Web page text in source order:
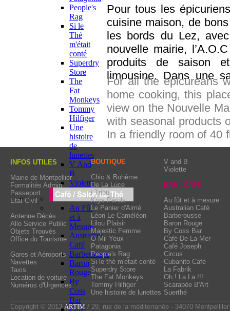
For all the epicureans
home cooking, this
view on the Nouvelle
with seasonal products
In a friendly room of 40
the choice seems
advise you. Proposing
as well as musical
A.O.C spirit, come and
letters…
Pour tous les
cuisine maison, de
les bords du Lez,
nouvelle mairie,
produits de saison
limousine. Dans une
change tous les jours
Jérémie et Hervé
Travaillant avec des
lieux organisent
soirées musicales. Du
l’esprit de l’A.O.C,
derrière ces 3 lettres…
People's
Rag
Si le
Thé
m'était
conté
Superdry
Store
The
Fat
Monkeys
Tommy
Hilfiger
Une
histoire
de
lunettes
V And
B
Violette
Au Fût
et à
Mesure
Australian
Café
Barberousse
Baron
Rouge
By
Coss
Bar
Cafe
V and B
Violette
BAR - CAFÉ
Au fût et à mesure
Australian Café
Barberousse
Baron Rouge
By Coss Bar
Café De La Mer
Café Joseph
Circus
Cubanito Café
La Fabrik
Oh ! La La !!!
Scarabée B'Art
Suerthé
INFOS UTILES
Mairie de Montpellier
Formalités Admin
Passeport
Etat Civil
Antenne Décès
Allo Service Public
Objets Trouvés
Office du Tourisme
Gares et Aéroports
Navettes
Taxis
Location de voiture
Numéros d'Urgences
Copyright © 2013ARTIM / 29, rue de la méditerranée - 34070 Montpelliler
BOUTIQUE
Chic & Bohème
De La Luce
i Tribu
Krys Pérols
Le Panier d'Aimé
Léon Le Caméléon
Lilou Plaisir
Majestic Femme
O Mil Yeux
Patagonia
People's Rag
Si le thé m'était conté
Superdry Store
The Fat Monkeys
Tommy Hilfiger
Une histoire de lunettes